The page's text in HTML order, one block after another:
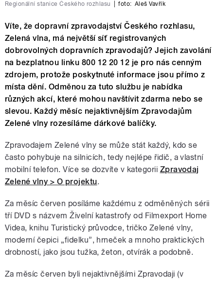
Regionální stanice Českého rozhlasu foto: Aleš Vavřík
Víte, že dopravní zpravodajství Českého rozhlasu,
Zelená vlna, má největší síť registrovaných
dobrovolných dopravních zpravodajů? Jejich zavolání
na bezplatnou linku 800 12 20 12 je pro nás cenným
zdrojem, protože poskytnuté informace jsou přímo z
místa dění. Odměnou za tuto službu je nabídka
různých akcí, které mohou navštívit zdarma nebo se
slevou. Každý měsíc nejaktivnějším Zpravodajům
Zelené vlny rozesíláme dárkové balíčky.
Zpravodajem Zelené vlny se může stát každý, kdo se
často pohybuje na silnicích, tedy nejlépe řidič, a vlastní
mobilní telefon. Více se dozvíte v kategorii Zpravodaj
Zelené vlny > O projektu.
Za měsíc červen posíláme každému z odměněných sérii
tří DVD s názvem Živelní katastrofy od Filmexport Home
Videa, knihu Turistický průvodce, tričko Zelené vlny,
moderní čepici „fidelku”, hrneček a mnoho praktických
drobností, jako jsou tužka, žeton, otvírák a podobně.
Za měsíc červen byli nejaktivnějšími Zpravodaji (v